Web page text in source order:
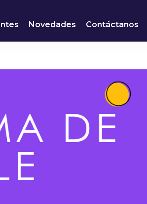
Novedades Contáctanos